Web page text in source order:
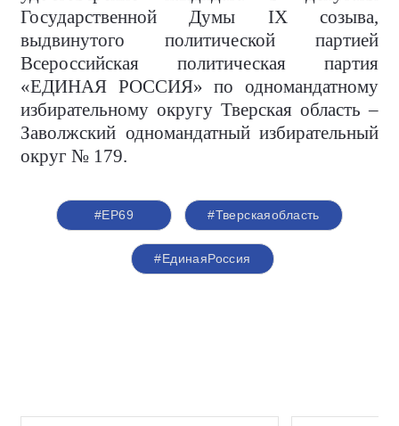
Государственной Думы IX созыва,
выдвинутого политической партией
Всероссийская политическая партия
«ЕДИНАЯ РОССИЯ» по одномандатному
избирательному округу Тверская область –
Заволжский одномандатный избирательный
округ № 179.
#ЕР69 #Тверскаяобласть
#ЕдинаяРоссия